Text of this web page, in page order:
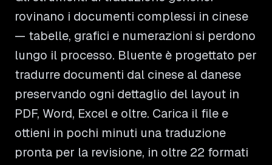
rovinano i documenti complessi in cinese
— tabelle, grafici e numerazioni si perdono
lungo il processo. Bluente è progettato per
tradurre documenti dal cinese al danese
preservando ogni dettaglio del layout in
PDF, Word, Excel e oltre. Carica il file e
ottieni in pochi minuti una traduzione
pronta per la revisione, in oltre 22 formati